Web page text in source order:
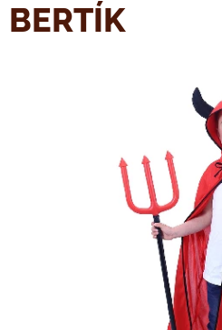
BERTÍK